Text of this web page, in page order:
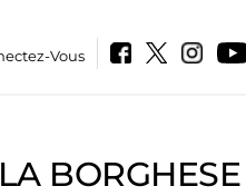
Vous
BORGHESE